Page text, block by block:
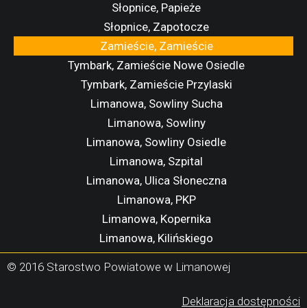
Słopnice, Papieże
Słopnice, Zapotocze
Zamieście, Zamieście
Tymbark, Zamieście Nowe Osiedle
Tymbark, Zamieście Przylaski
Limanowa, Sowliny Sucha
Limanowa, Sowliny
Limanowa, Sowliny Osiedle
Limanowa, Szpital
Limanowa, Ulica Słoneczna
Limanowa, PKP
Limanowa, Kopernika
Limanowa, Kilińskiego
Limanowa, Dworzec A.
© 2016 Starostwo Powiatowe w Limanowej
Deklaracja dostępności